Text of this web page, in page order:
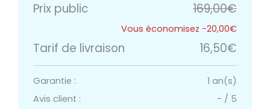
Prix public
169,00€
-20,00€
Tarif de livraison 16,50€
Garantie :
1 an(s)
Avis client :
- / 5